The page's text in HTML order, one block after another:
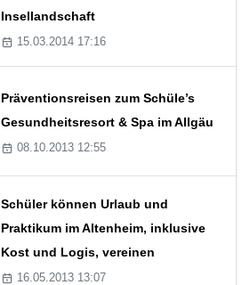
Insellandschaft
15.03.2014 17:16
Präventionsreisen zum Schüle’s
Gesundheitsresort & Spa im Allgäu
08.10.2013 12:55
Schüler können Urlaub und
Praktikum im Altenheim, inklusive
Kost und Logis, vereinen
16.05.2013 13:07